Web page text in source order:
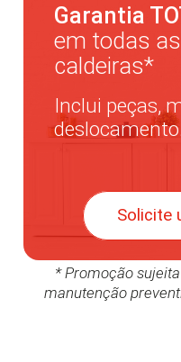
Garantia
em todas
caldeiras*
Inclui peças,
deslocamento.
Solicite
* Promoção
manutenção